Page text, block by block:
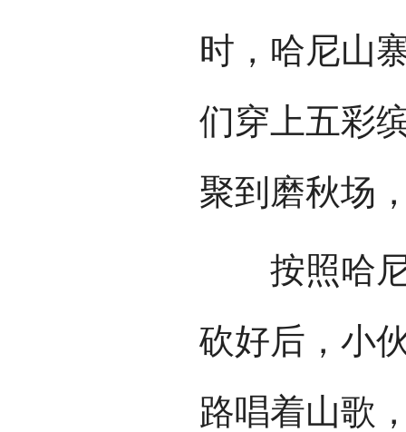
时，哈尼山
们穿上五彩
聚到磨秋场
按照哈尼
砍好后，小
路唱着山歌